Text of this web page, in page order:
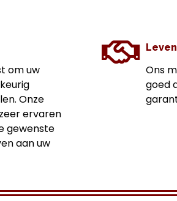
om uw
Onze
ervaren
gewenste
aan uw
Ons
goed